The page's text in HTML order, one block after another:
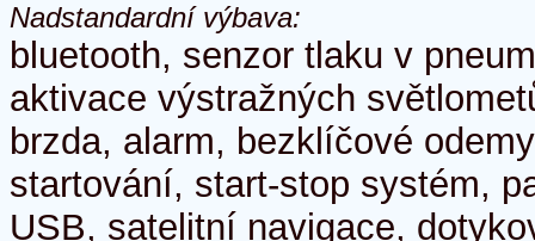
Nadstandardní výbava:
bluetooth, senzor tlaku v
aktivace výstražných
brzda, alarm, bezklíčové
startování, start-stop systém,
USB, satelitní navigace,